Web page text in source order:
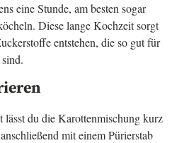
eine Stunde, am besten sogar
Diese lange Kochzeit sorgt
entstehen, die so gut für
du die Karottenmischung kurz
mit einem Pürierstab